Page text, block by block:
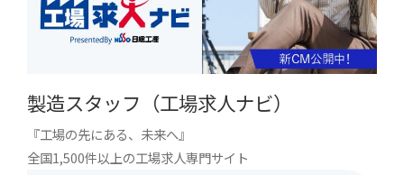
製造スタッフ（工場求人ナビ）
『工場の先にある、未来へ』
全国1,500件以上の工場求人専門サイト